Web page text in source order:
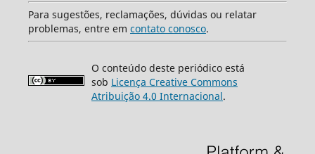
Para sugestões, reclamações, dúvidas ou relatar
problemas, entre em contato conosco.
O conteúdo deste periódico está
sob Licença Creative Commons
Atribuição 4.0 Internacional.